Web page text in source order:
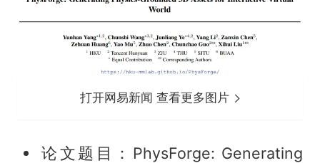
打开网易新闻 查看更多图片
论文题目：PhysForge: Generating